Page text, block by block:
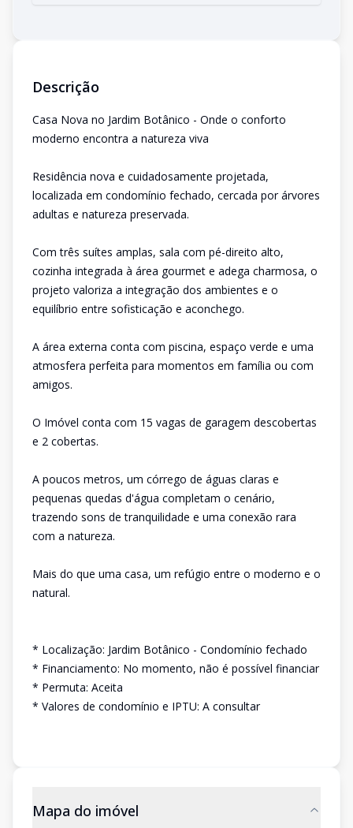
Descrição
Casa Nova no Jardim Botânico - Onde o conforto
moderno encontra a natureza viva
Residência nova e cuidadosamente projetada,
localizada em condomínio fechado, cercada por árvores
adultas e natureza preservada.
Com três suítes amplas, sala com pé-direito alto,
cozinha integrada à área gourmet e adega charmosa, o
projeto valoriza a integração dos ambientes e o
equilíbrio entre sofisticação e aconchego.
A área externa conta com piscina, espaço verde e uma
atmosfera perfeita para momentos em família ou com
amigos.
O Imóvel conta com 15 vagas de garagem descobertas
e 2 cobertas.
A poucos metros, um córrego de águas claras e
pequenas quedas d'água completam o cenário,
trazendo sons de tranquilidade e uma conexão rara
com a natureza.
Mais do que uma casa, um refúgio entre o moderno e o
natural.
* Localização: Jardim Botânico - Condomínio fechado
* Financiamento: No momento, não é possível financiar
* Permuta: Aceita
* Valores de condomínio e IPTU: A consultar
Mapa do imóvel